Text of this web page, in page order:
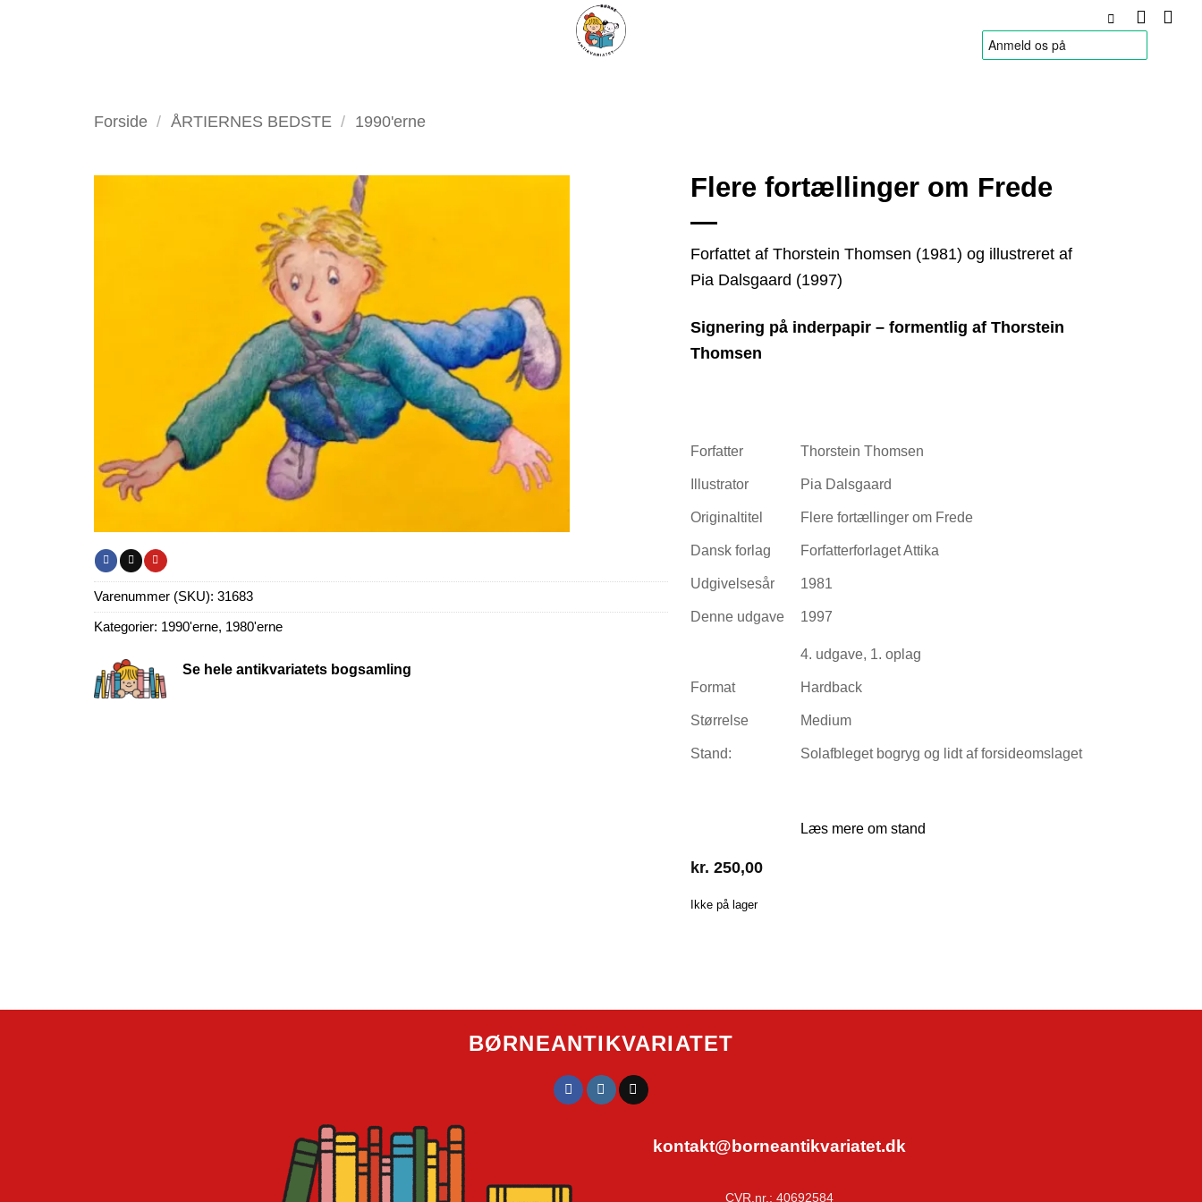
Forside / ÅRTIERNES BEDSTE / 1990'erne
Varenummer (SKU): 31683
Kategorier: 1990'erne, 1980'erne
Se hele antikvariatets bogsamling
Flere fortællinger om Frede
Forfattet af Thorstein Thomsen (1981) og illustreret af
Pia Dalsgaard (1997)
Signering på inderpapir – formentlig af Thorstein
Thomsen
Forfatter Thorstein Thomsen
Illustrator Pia Dalsgaard
Originaltitel Flere fortællinger om Frede
Dansk forlag Forfatterforlaget Attika
Udgivelsesår 1981
Denne udgave 1997
4. udgave, 1. oplag
Format Hardback
Størrelse Medium
Stand: Solafbleget bogryg og lidt af forsideomslaget
Læs mere om stand
kr. 250,00
Ikke på lager
BØRNEANTIKVARIATET
kontakt@borneantikvariatet.dk
CVR.nr.: 40692584